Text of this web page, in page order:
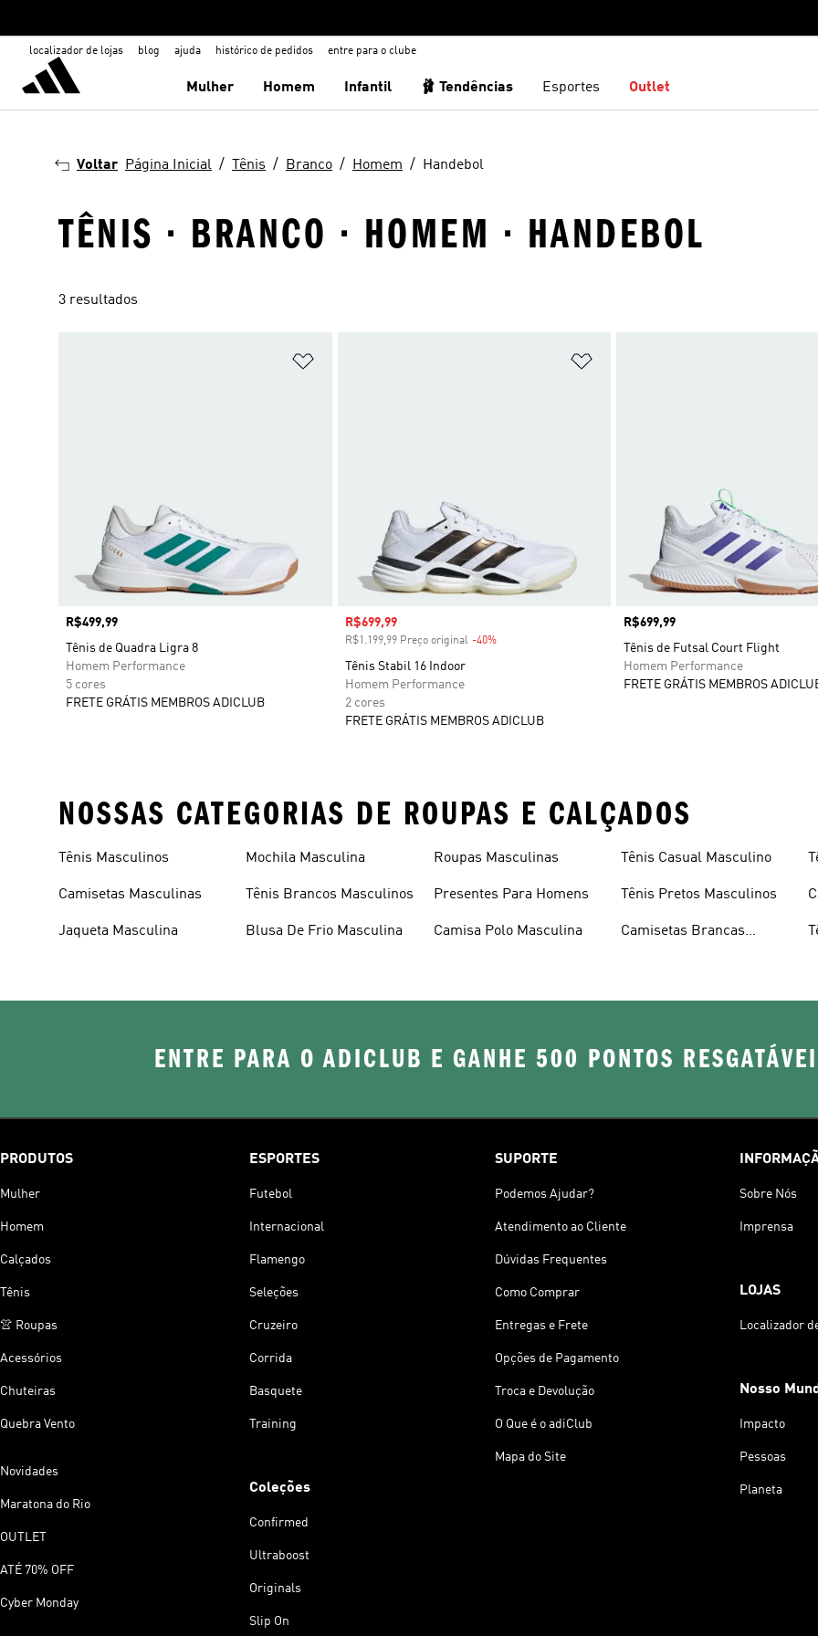
localizador de lojas blog ajuda histórico de pedidos entre para o clube
Mulher Homem Infantil 🩰 Tendências Esportes Outlet
Voltar Página Inicial Tênis Branco Homem Handebol
TÊNIS · BRANCO · HOMEM · HANDEBOL
3 resultados
Preço
R$499,99
Tênis de Quadra Ligra 8
Homem Performance
5 cores
FRETE GRÁTIS MEMBROS ADICLUB
Preço com desconto
R$699,99
R$1.199,99 Preço original -40%Desconto
Tênis Stabil 16 Indoor
Homem Performance
2 cores
FRETE GRÁTIS MEMBROS ADICLUB
Preço
R$699,99
Tênis de Futsal Court Flight
Homem Performance
FRETE GRÁTIS MEMBROS
NOSSAS CATEGORIAS DE ROUPAS E CALÇADOS
Tênis Masculinos
Camisetas Masculinas
Jaqueta Masculina
Mochila Masculina
Tênis Brancos Masculinos
Blusa De Frio Masculina
Roupas Masculinas
Presentes Para Homens
Camisa Polo Masculina
Tênis Casual Masculino
Tênis Pretos Masculinos
Camisetas Brancas
ENTRE PARA O ADICLUB E GANHE 500 PONTOS
PRODUTOS
Mulher
Homem
Calçados
Tênis
👚 Roupas
Acessórios
Chuteiras
Quebra Vento
Novidades
Maratona do Rio
OUTLET
ATÉ 70% OFF
Cyber Monday
ESPORTES
Futebol
Internacional
Flamengo
Seleções
Cruzeiro
Corrida
Basquete
Training
Coleções
Confirmed
Ultraboost
Originals
Slip On
SUPORTE
Podemos Ajudar?
Atendimento ao Cliente
Dúvidas Frequentes
Como Comprar
Entregas e Frete
Opções de Pagamento
Troca e Devolução
O Que é o adiClub
Mapa do Site
Sobre Nós
Imprensa
LOJAS
Localizador
Nosso
Impacto
Pessoas
Planeta